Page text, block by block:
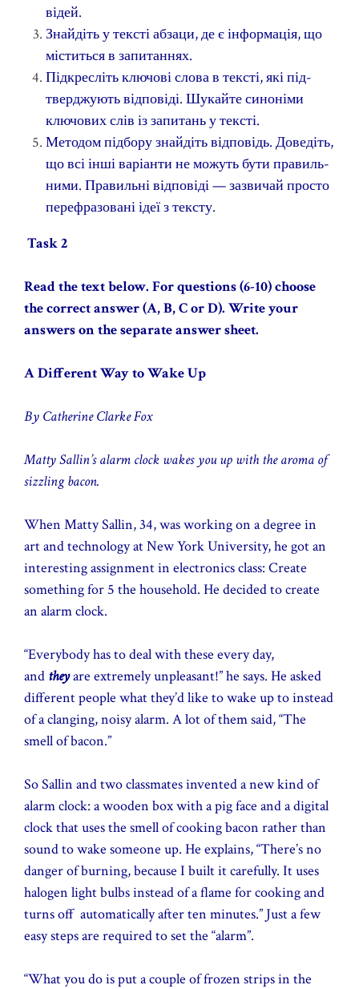
відей.
Знайдіть у тексті абзаци, де є інформація, що
міститься в запитаннях.
Підкресліть ключові слова в тексті, які під­
тверджують відповіді. Шукайте синоніми
ключових слів із запитань у тексті.
Методом підбору знайдіть відповідь. Доведіть,
що всі інші варіанти не можуть бути правиль­
ними. Правильні відповіді — зазвичай просто
перефразовані ідеї з тексту.
Task 2
Read the text below. For questions (6-10) choose
the correct answer (A, B, C or D). Write your
answers on the separate answer sheet.
A Different Way to Wake Up
By Catherine Clarke Fox
Matty Sallin’s alarm clock wakes you up with the aroma of
sizzling bacon.
When Matty Sallin, 34, was working on a degree in
art and technology at New York University, he got an
interesting assignment in electronics class: Create
something for 5 the household. He decided to create
an alarm clock.
“Everybody has to deal with these every day,
and theyare extremely unpleasant!” he says. He asked
different people what they’d like to wake up to instead
of a clanging, noisy alarm. A lot of them said, “The
smell of bacon.”
So Sallin and two classmates invented a new kind of
alarm clock: a wooden box with a pig face and a digital
clock that uses the smell of cooking bacon rather than
sound to wake someone up. He explains, “There’s no
danger of burning, because I built it carefully. It uses
halogen light bulbs instead of a flame for cooking and
turns off automatically after ten minutes.” Just a few
easy steps are required to set the “alarm”.
“What you do is put a couple of frozen strips in the